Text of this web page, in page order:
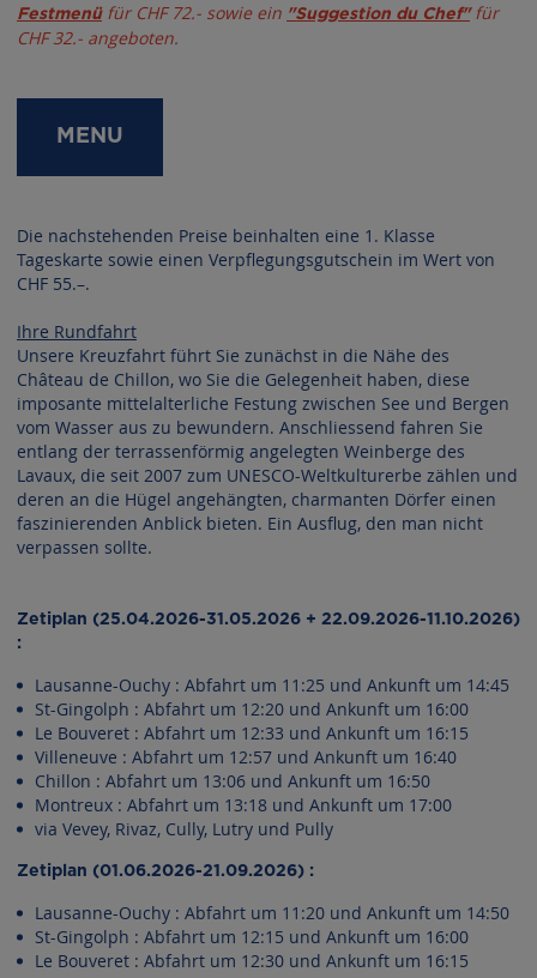
Festmenüfür CHF 72.- sowie ein "Suggestion du Chef"für
CHF 32.- angeboten.
MENU
Die nachstehenden Preise beinhalten eine 1. Klasse
Tageskarte sowie einen Verpflegungsgutschein im Wert von
CHF 55.–.
Ihre Rundfahrt
Unsere Kreuzfahrt führt Sie zunächst in die Nähe des
Château de Chillon, wo Sie die Gelegenheit haben, diese
imposante mittelalterliche Festung zwischen See und Bergen
vom Wasser aus zu bewundern. Anschliessend fahren Sie
entlang der terrassenförmig angelegten Weinberge des
Lavaux, die seit 2007 zum UNESCO-Weltkulturerbe zählen und
deren an die Hügel angehängten, charmanten Dörfer einen
faszinierenden Anblick bieten. Ein Ausflug, den man nicht
verpassen sollte.
Zetiplan (25.04.2026-31.05.2026 + 22.09.2026-11.10.2026)
:
Lausanne-Ouchy : Abfahrt um 11:25 und Ankunft um 14:45
St-Gingolph : Abfahrt um 12:20 und Ankunft um 16:00
Le Bouveret : Abfahrt um 12:33 und Ankunft um 16:15
Villeneuve : Abfahrt um 12:57 und Ankunft um 16:40
Chillon : Abfahrt um 13:06 und Ankunft um 16:50
Montreux : Abfahrt um 13:18 und Ankunft um 17:00
via Vevey, Rivaz, Cully, Lutry und Pully
Zetiplan (01.06.2026-21.09.2026) :
Lausanne-Ouchy : Abfahrt um 11:20 und Ankunft um 14:50
St-Gingolph : Abfahrt um 12:15 und Ankunft um 16:00
Le Bouveret : Abfahrt um 12:30 und Ankunft um 16:15